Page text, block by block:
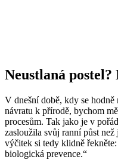
Neustlaná
V dnešní době, kdy se
návratu k přírodě, bychom
procesům. Tak jako je v
zasloužila svůj ranní půst
výčitek si tedy klidně
biologická prevence.“